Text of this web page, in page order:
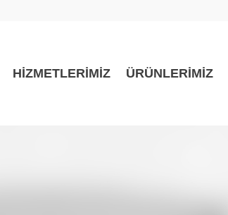
HİZMETLERİMİZ ÜRÜNLERİMİZ